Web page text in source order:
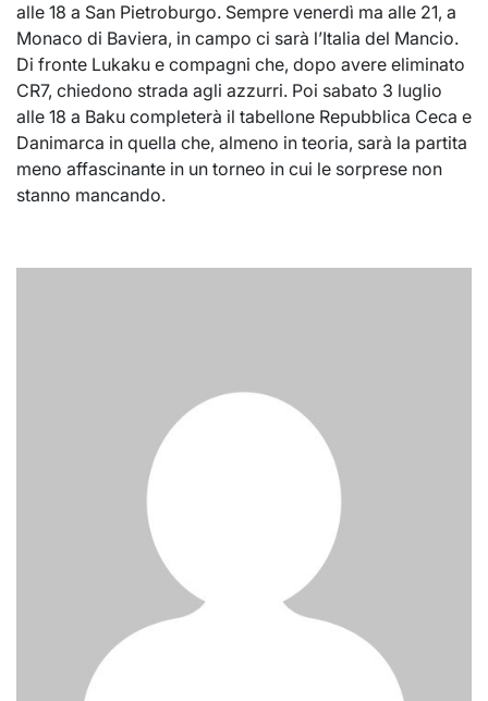
alle 18 a San Pietroburgo. Sempre venerdì ma alle 21, a
Monaco di Baviera, in campo ci sarà l’Italia del Mancio.
Di fronte Lukaku e compagni che, dopo avere eliminato
CR7, chiedono strada agli azzurri. Poi sabato 3 luglio
alle 18 a Baku completerà il tabellone Repubblica Ceca e
Danimarca in quella che, almeno in teoria, sarà la partita
meno affascinante in un torneo in cui le sorprese non
stanno mancando.